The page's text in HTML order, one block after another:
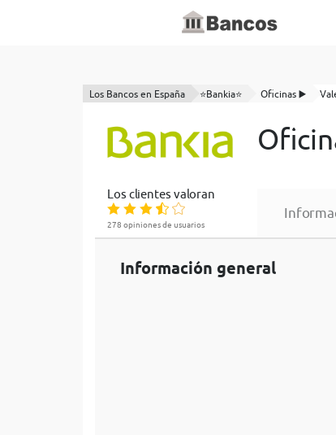
Los Bancos en España ⭐Bankia⭐ Oficinas ▶️
Los clientes valoran
278 opiniones de usuarios
Información general